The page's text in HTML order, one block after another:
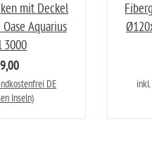
mit Deckel
Aquarius
3000
DE
Inseln)